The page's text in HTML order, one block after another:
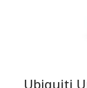
Ubiquiti